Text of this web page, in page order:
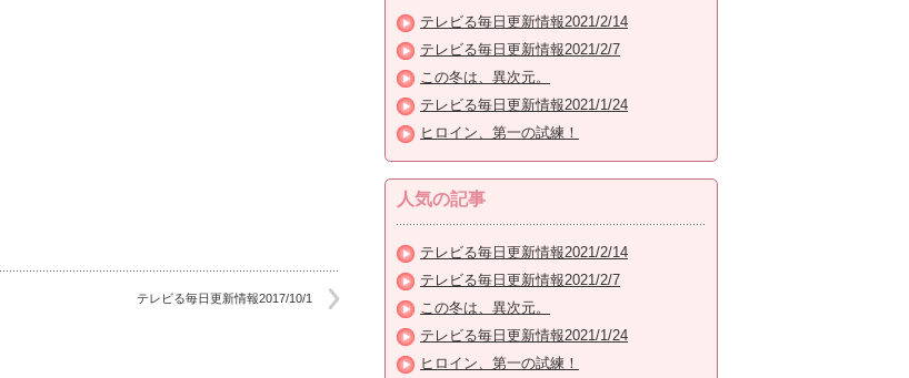
テレビる毎日更新情報2017/10/1
テレビる毎日更新情報2021/2/14
テレビる毎日更新情報2021/2/7
この冬は、異次元。
テレビる毎日更新情報2021/1/24
ヒロイン、第一の試練！
人気の記事
テレビる毎日更新情報2021/2/14
テレビる毎日更新情報2021/2/7
この冬は、異次元。
テレビる毎日更新情報2021/1/24
ヒロイン、第一の試練！